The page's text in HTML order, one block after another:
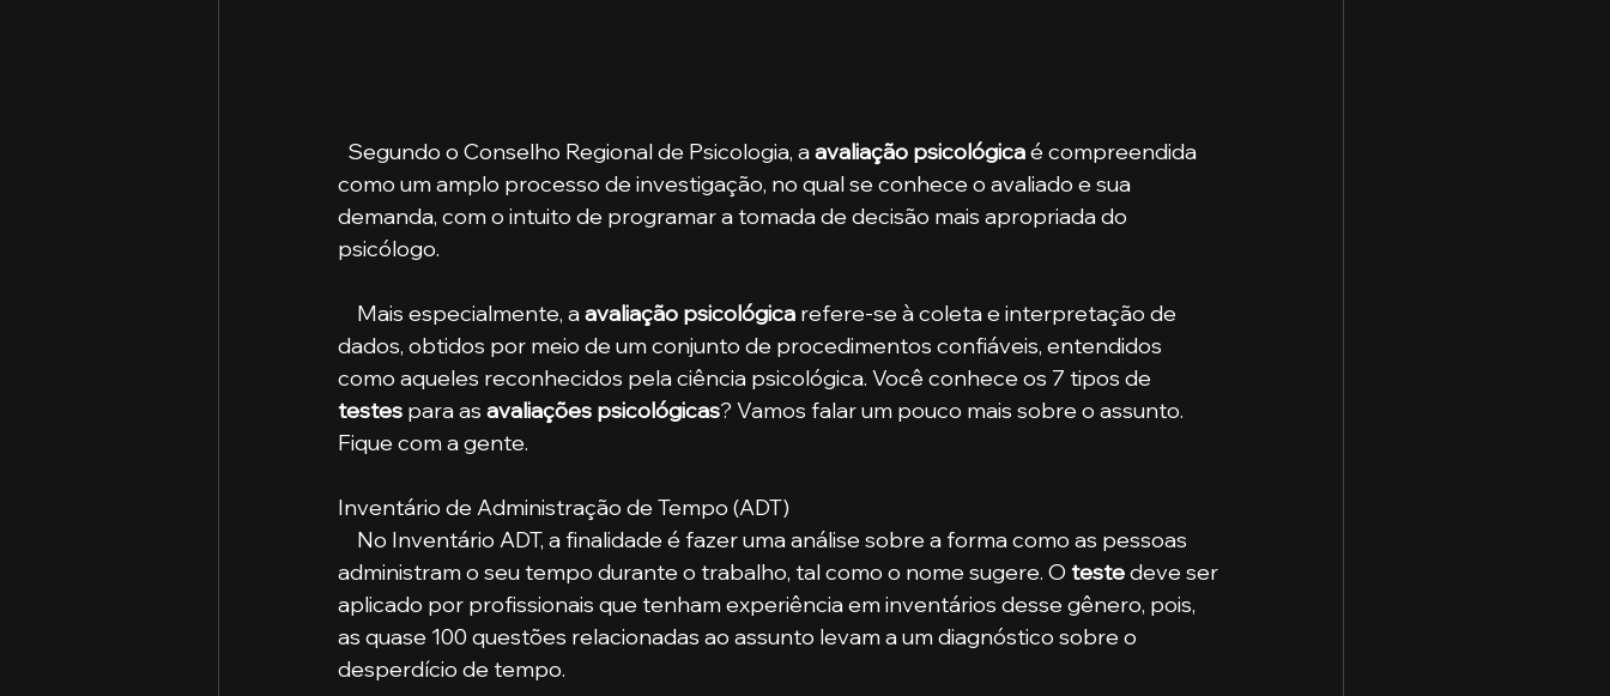
  Segundo o Conselho Regional de Psicologia, a
avaliação psicológica é compreendida
como um amplo processo de investigação, no qual se conhece o avaliado e sua
demanda, com o intuito de programar a tomada de decisão mais apropriada do
psicólogo.
    Mais especialmente, a
avaliação psicológica refere-se à coleta e interpretação de
dados, obtidos por meio de um conjunto de procedimentos confiáveis, entendidos
como aqueles reconhecidos pela ciência psicológica. Você conhece os 7 tipos de
testes para as avaliações psicológicas? Vamos falar um pouco mais sobre o assunto.
Fique com a gente.
Inventário de Administração de Tempo (ADT)
administram o seu tempo durante o trabalho, tal como o nome sugere. O teste deve ser
aplicado por profissionais que tenham experiência em inventários desse gênero, pois,
as quase 100 questões relacionadas ao assunto levam a um diagnóstico sobre o
desperdício de tempo.